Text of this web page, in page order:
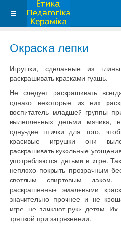
Окраска лепки
Игрушки, сделанные из
раскрашивать красками гуашь.
Не следует раскрашивать
однако некоторые из них
воспитатель младшей группы
вылепленных детьми мячика,
одну-две птички для того,
красивые игрушки они
раскрашивать кукольные
употребляются детьми в игре.
неплохо покрыть прозрачным
светлым спиртовым
раскрашенные эмалевыми
значительно прочнее и не
игре, не пачкают руки детям.
тряпкой при загрязнении.